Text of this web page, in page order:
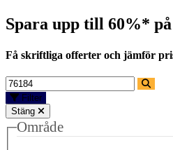
Spara upp till 60%*
Få skriftliga offerter och jämför
Filter
Stäng
Område